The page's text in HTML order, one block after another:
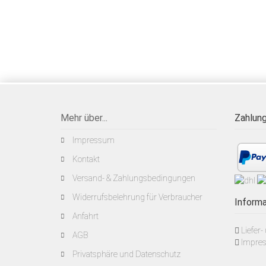
Mehr über...
Impressum
Kontakt
Versand- & Zahlungsbedingungen
Widerrufsbelehrung für Verbraucher
Anfahrt
AGB
Privatsphäre und Datenschutz